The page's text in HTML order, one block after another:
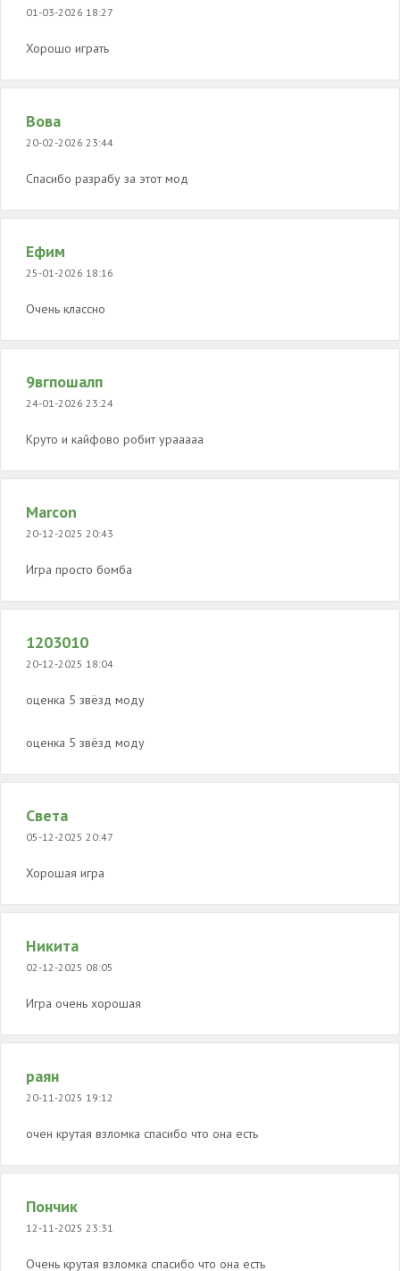
01-03-2026 18:27
Хорошо играть
Вова
20-02-2026 23:44
Спасибо разрабу за этот мод
Ефим
25-01-2026 18:16
Очень классно
9вгпошалп
24-01-2026 23:24
Круто и кайфово робит урааааа
Marcon
20-12-2025 20:43
Игра просто бомба
1203010
20-12-2025 18:04
оценка 5 звёзд моду
оценка 5 звёзд моду
Света
05-12-2025 20:47
Хорошая игра
Никита
02-12-2025 08:05
Игра очень хорошая
раян
20-11-2025 19:12
очен крутая взломка спасибо что она есть
Пончик
12-11-2025 23:31
Очень крутая взломка спасибо что она есть